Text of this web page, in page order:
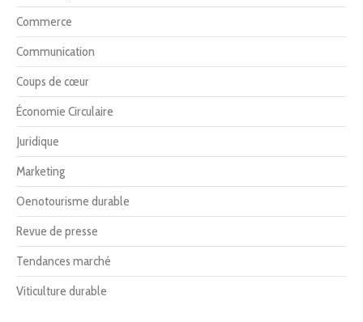
Commerce
Communication
Coups de cœur
Économie Circulaire
Juridique
Marketing
Oenotourisme durable
Revue de presse
Tendances marché
Viticulture durable